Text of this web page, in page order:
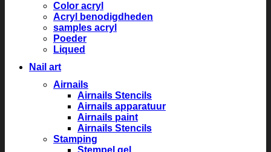
Color acryl
Acryl benodigdheden
samples acryl
Poeder
Liqued
Nail art
Airnails
Airnails Stencils
Airnails apparatuur
Airnails paint
Airnails Stencils
Stamping
Stempel gel